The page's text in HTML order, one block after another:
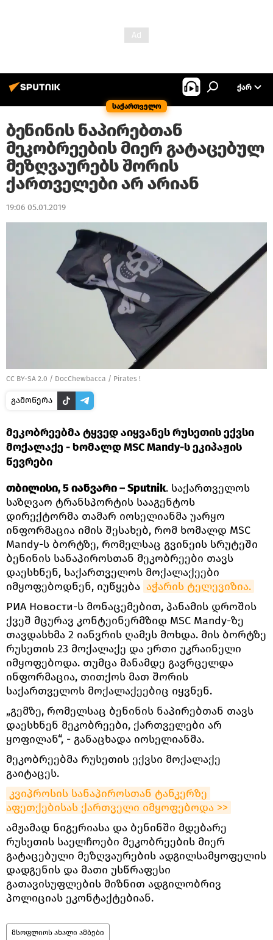
საქართველო
ᲥᲐᲠ
ბენინის ნაპირებთან
მეკობრეების მიერ გატაცებულ
მეზღვაურებს შორის
ქართველები არ არიან
19:06 05.01.2019
CC BY-SA 2.0 / DocChewbacca / Pirates !
გამოწერა
მეკობრეებმა ტყვედ აიყვანეს რუსეთის ექვსი
მოქალაქე - ხომალდ MSC Mandy-ს ეკიპაჟის
წევრები
თბილისი, 5 იანვარი – Sputnik. საქართველოს
საზღვაო ტრანსპორტის სააგენტოს
დირექტორმა თამარ იოსელიანმა უარყო
ინფორმაცია იმის შესახებ, რომ ხომალდ MSC
Mandy-ს ბორტზე, რომელსაც გვინეის სრუტეში
ბენინის სანაპიროსთან მეკობრეები თავს
დაესხნენ, საქართველოს მოქალაქეები
იმყოფებოდნენ, იუწყება აჭარის ტელევიზია.
РИА Новости-ს მონაცემებით, პანამის დროშის
ქვეშ მცურავ კონტეინერმზიდ MSC Mandy-ზე
თავდასხმა 2 იანვრის ღამეს მოხდა. მის ბორტზე
რუსეთის 23 მოქალაქე და ერთი უკრაინელი
იმყოფებოდა. თუმცა მანამდე გავრცელდა
ინფორმაცია, თითქოს მათ შორის
საქართველოს მოქალაქეებიც იყვნენ.
„გემზე, რომელსაც ბენინის ნაპირებთან თავს
დაესხნენ მეკობრეები, ქართველები არ
ყოფილან“, - განაცხადა იოსელიანმა.
მეკობრეებმა რუსეთის ექვსი მოქალაქე
გაიტაცეს.
კვიპროსის სანაპიროსთან ტანკერზე
აფეთქებისას ქართველი იმყოფებოდა >>
ამჟამად ნიგერიასა და ბენინში მდებარე
რუსეთის საელჩოები მეკობრეების მიერ
გატაცებული მეზღვაურების ადგილსამყოფელის
დადგენის და მათი უსწრაფესი
გათავისუფლების მიზნით ადგილობრივ
პოლიციას ეკონტაქტებიან.
მსოფლიოს ახალი ამბები